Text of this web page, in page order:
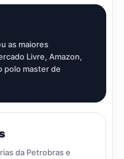
as maiores
Livre, Amazon,
polo master de
da Petrobras e